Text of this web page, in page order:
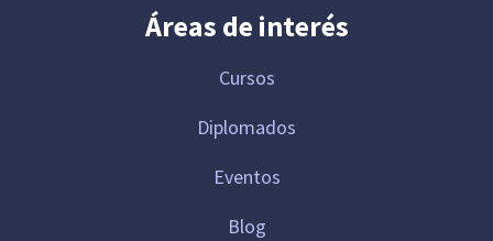
Áreas de interés
Cursos
Diplomados
Eventos
Blog